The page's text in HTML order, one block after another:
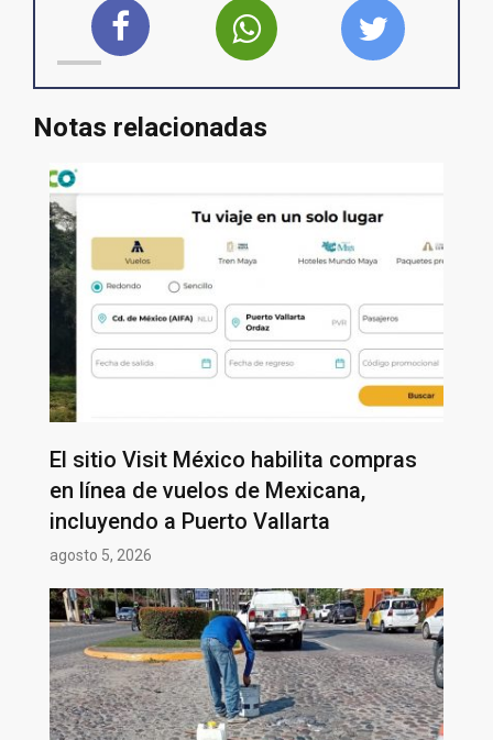
Notas relacionadas
El sitio Visit México habilita compras
en línea de vuelos de Mexicana,
incluyendo a Puerto Vallarta
agosto 5, 2026